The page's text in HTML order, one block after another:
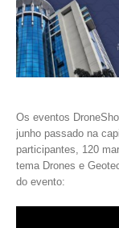
Os eventos
junho passado na
participantes, 120
tema Drones e
do evento: